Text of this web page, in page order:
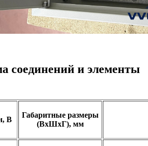
соединений и элементы
В
Габаритные размеры
(ВxШxГ), мм